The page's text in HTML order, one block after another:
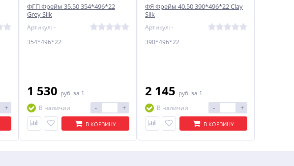
+
ФГП Фрейм 35.50 354*496*22
Grey Silk
Артикул: -
354*496*22
1 530 руб. за 1
В наличии
- +
В КОРЗИНУ
ФЯ Фрейм 40.50 390*496*22 Clay
Silk
Артикул: -
390*496*22
2 145 руб. за 1
В наличии
- +
В КОРЗИНУ